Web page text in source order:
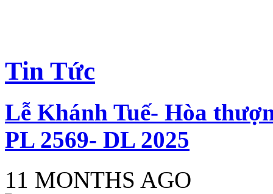
Tin Tức
Lễ Khánh Tuế- Hòa
PL 2569- DL 2025
11 MONTHS AGO